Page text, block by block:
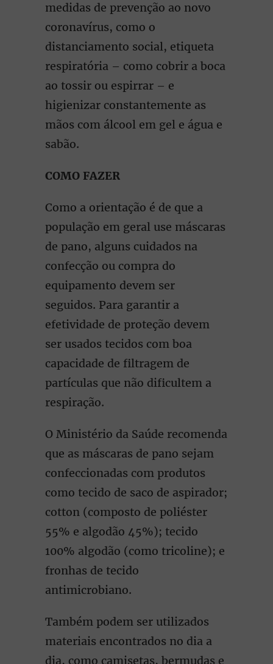
medidas de prevenção ao novo
coronavírus, como o
distanciamento social, etiqueta
respiratória – como cobrir a boca
ao tossir ou espirrar – e
higienizar constantemente as
mãos com álcool em gel e água e
sabão.
COMO FAZER
Como a orientação é de que a
população em geral use máscaras
de pano, alguns cuidados na
confecção ou compra do
equipamento devem ser
seguidos. Para garantir a
efetividade de proteção devem
ser usados tecidos com boa
capacidade de filtragem de
partículas que não dificultem a
respiração.
O Ministério da Saúde recomenda
que as máscaras de pano sejam
confeccionadas com produtos
como tecido de saco de aspirador;
cotton (composto de poliéster
55% e algodão 45%); tecido
100% algodão (como tricoline); e
fronhas de tecido
antimicrobiano.
Também podem ser utilizados
materiais encontrados no dia a
dia, como camisetas, bermudas e